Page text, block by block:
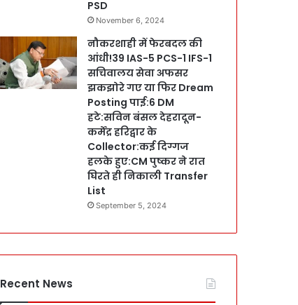
PSD
November 6, 2024
नौकरशाही में फेरबदल की
आंधी!39 IAS-5 PCS-1 IFS-1
सचिवालय सेवा अफसर
झकझोरे गए या फिर Dream
Posting पाई:6 DM
हटे:सविन बंसल देहरादून-
कर्मेंद्र हरिद्वार के
Collector:कई दिग्गज
हलके हुए:CM पुष्कर ने रात
घिरते ही निकाली Transfer
List
September 5, 2024
Recent News